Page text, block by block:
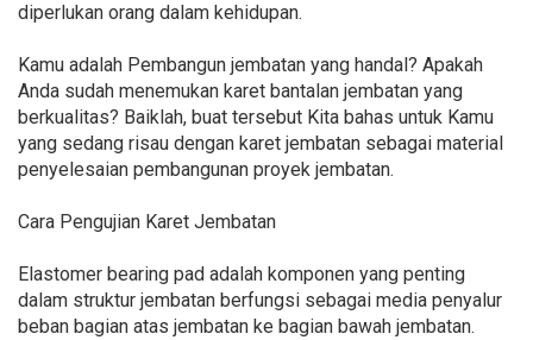
diperlukan orang dalam kehidupan.
Kamu adalah Pembangun jembatan yang handal? Apakah
Anda sudah menemukan karet bantalan jembatan yang
berkualitas? Baiklah, buat tersebut Kita bahas untuk Kamu
yang sedang risau dengan karet jembatan sebagai material
penyelesaian pembangunan proyek jembatan.
Cara Pengujian Karet Jembatan
Elastomer bearing pad adalah komponen yang penting
dalam struktur jembatan berfungsi sebagai media penyalur
beban bagian atas jembatan ke bagian bawah jembatan.